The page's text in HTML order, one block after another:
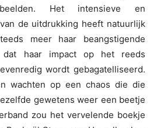
Het intensieve en
de uitdrukking heeft natuurlijk
meer haar beangstigende
dat haar impact op het reeds
wordt gebagatelliseerd.
wachten op een chaos die die
gewetens weer een beetje
zou het vervelende boekje